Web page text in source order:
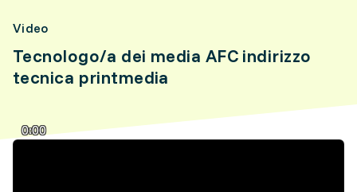
Video
Tecnologo/a dei media AFC indirizzo
tecnica printmedia
0:00